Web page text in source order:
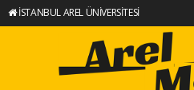
İSTANBUL AREL ÜNİVERSİTESİ